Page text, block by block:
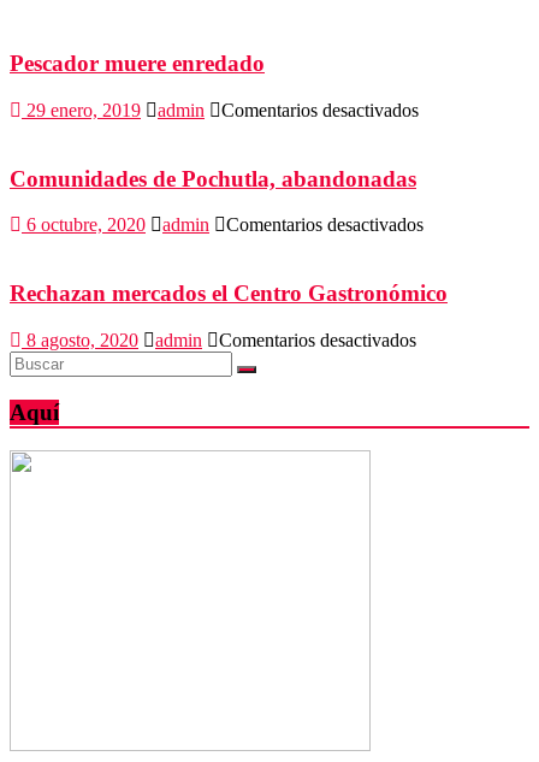
Pescador muere enredado
29 enero, 2019 admin Comentarios desactivadosen
Comunidades de Pochutla, abandonadas
6 octubre, 2020 admin Comentarios desactivadosen
Pochutla,
Rechazan mercados el Centro Gastronómico
8 agosto, 2020 admin Comentarios desactivadosen
Centro
Aquí